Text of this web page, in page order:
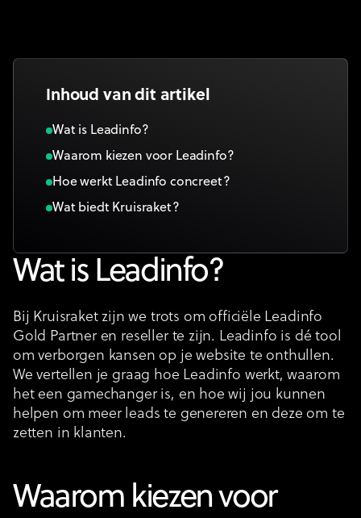
Wat is Leadinfo?
Bij Kruisraket zijn we trots om officiële Leadinfo
Gold Partner en reseller te zijn. Leadinfo is dé tool
om verborgen kansen op je website te onthullen.
We vertellen je graag hoe Leadinfo werkt, waarom
het een gamechanger is, en hoe wij jou kunnen
helpen om meer leads te genereren en deze om te
zetten in klanten.
Waarom kiezen voor
Inhoud van dit artikel
Wat is Leadinfo?
Waarom kiezen voor Leadinfo?
Hoe werkt Leadinfo concreet?
Wat biedt Kruisraket?